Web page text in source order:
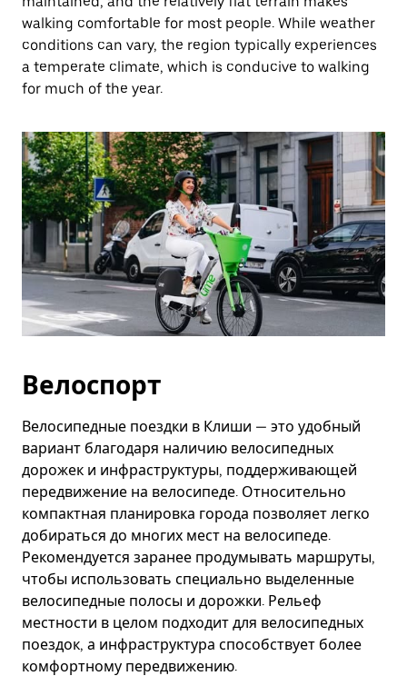
walking comfortable for most people. While weather
conditions can vary, the region typically experiences
a temperate climate, which is conducive to walking
for much of the year.
Велоспорт
Велосипедные поездки в Клиши — это удобный
вариант благодаря наличию велосипедных
дорожек и инфраструктуры, поддерживающей
передвижение на велосипеде. Относительно
компактная планировка города позволяет легко
добираться до многих мест на велосипеде.
Рекомендуется заранее продумывать маршруты,
чтобы использовать специально выделенные
велосипедные полосы и дорожки. Рельеф
местности в целом подходит для велосипедных
поездок, а инфраструктура способствует более
комфортному передвижению.